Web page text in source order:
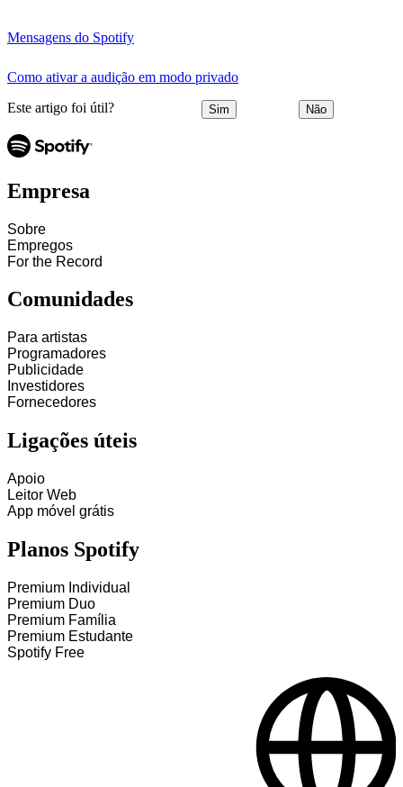
Mensagens do Spotify
Como ativar a audição em modo privado
Este artigo foi útil? Sim Não
Empresa
Sobre
Empregos
For the Record
Comunidades
Para artistas
Programadores
Publicidade
Investidores
Fornecedores
Ligações úteis
Apoio
Leitor Web
App móvel grátis
Planos Spotify
Premium Individual
Premium Duo
Premium Família
Premium Estudante
Spotify Free